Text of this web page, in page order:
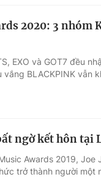
2020: 3 nhóm
EXO và GOT7 đều
BLACKPINK vẫn
ngờ kết hôn tại
Awards 2019,
trở thành người một